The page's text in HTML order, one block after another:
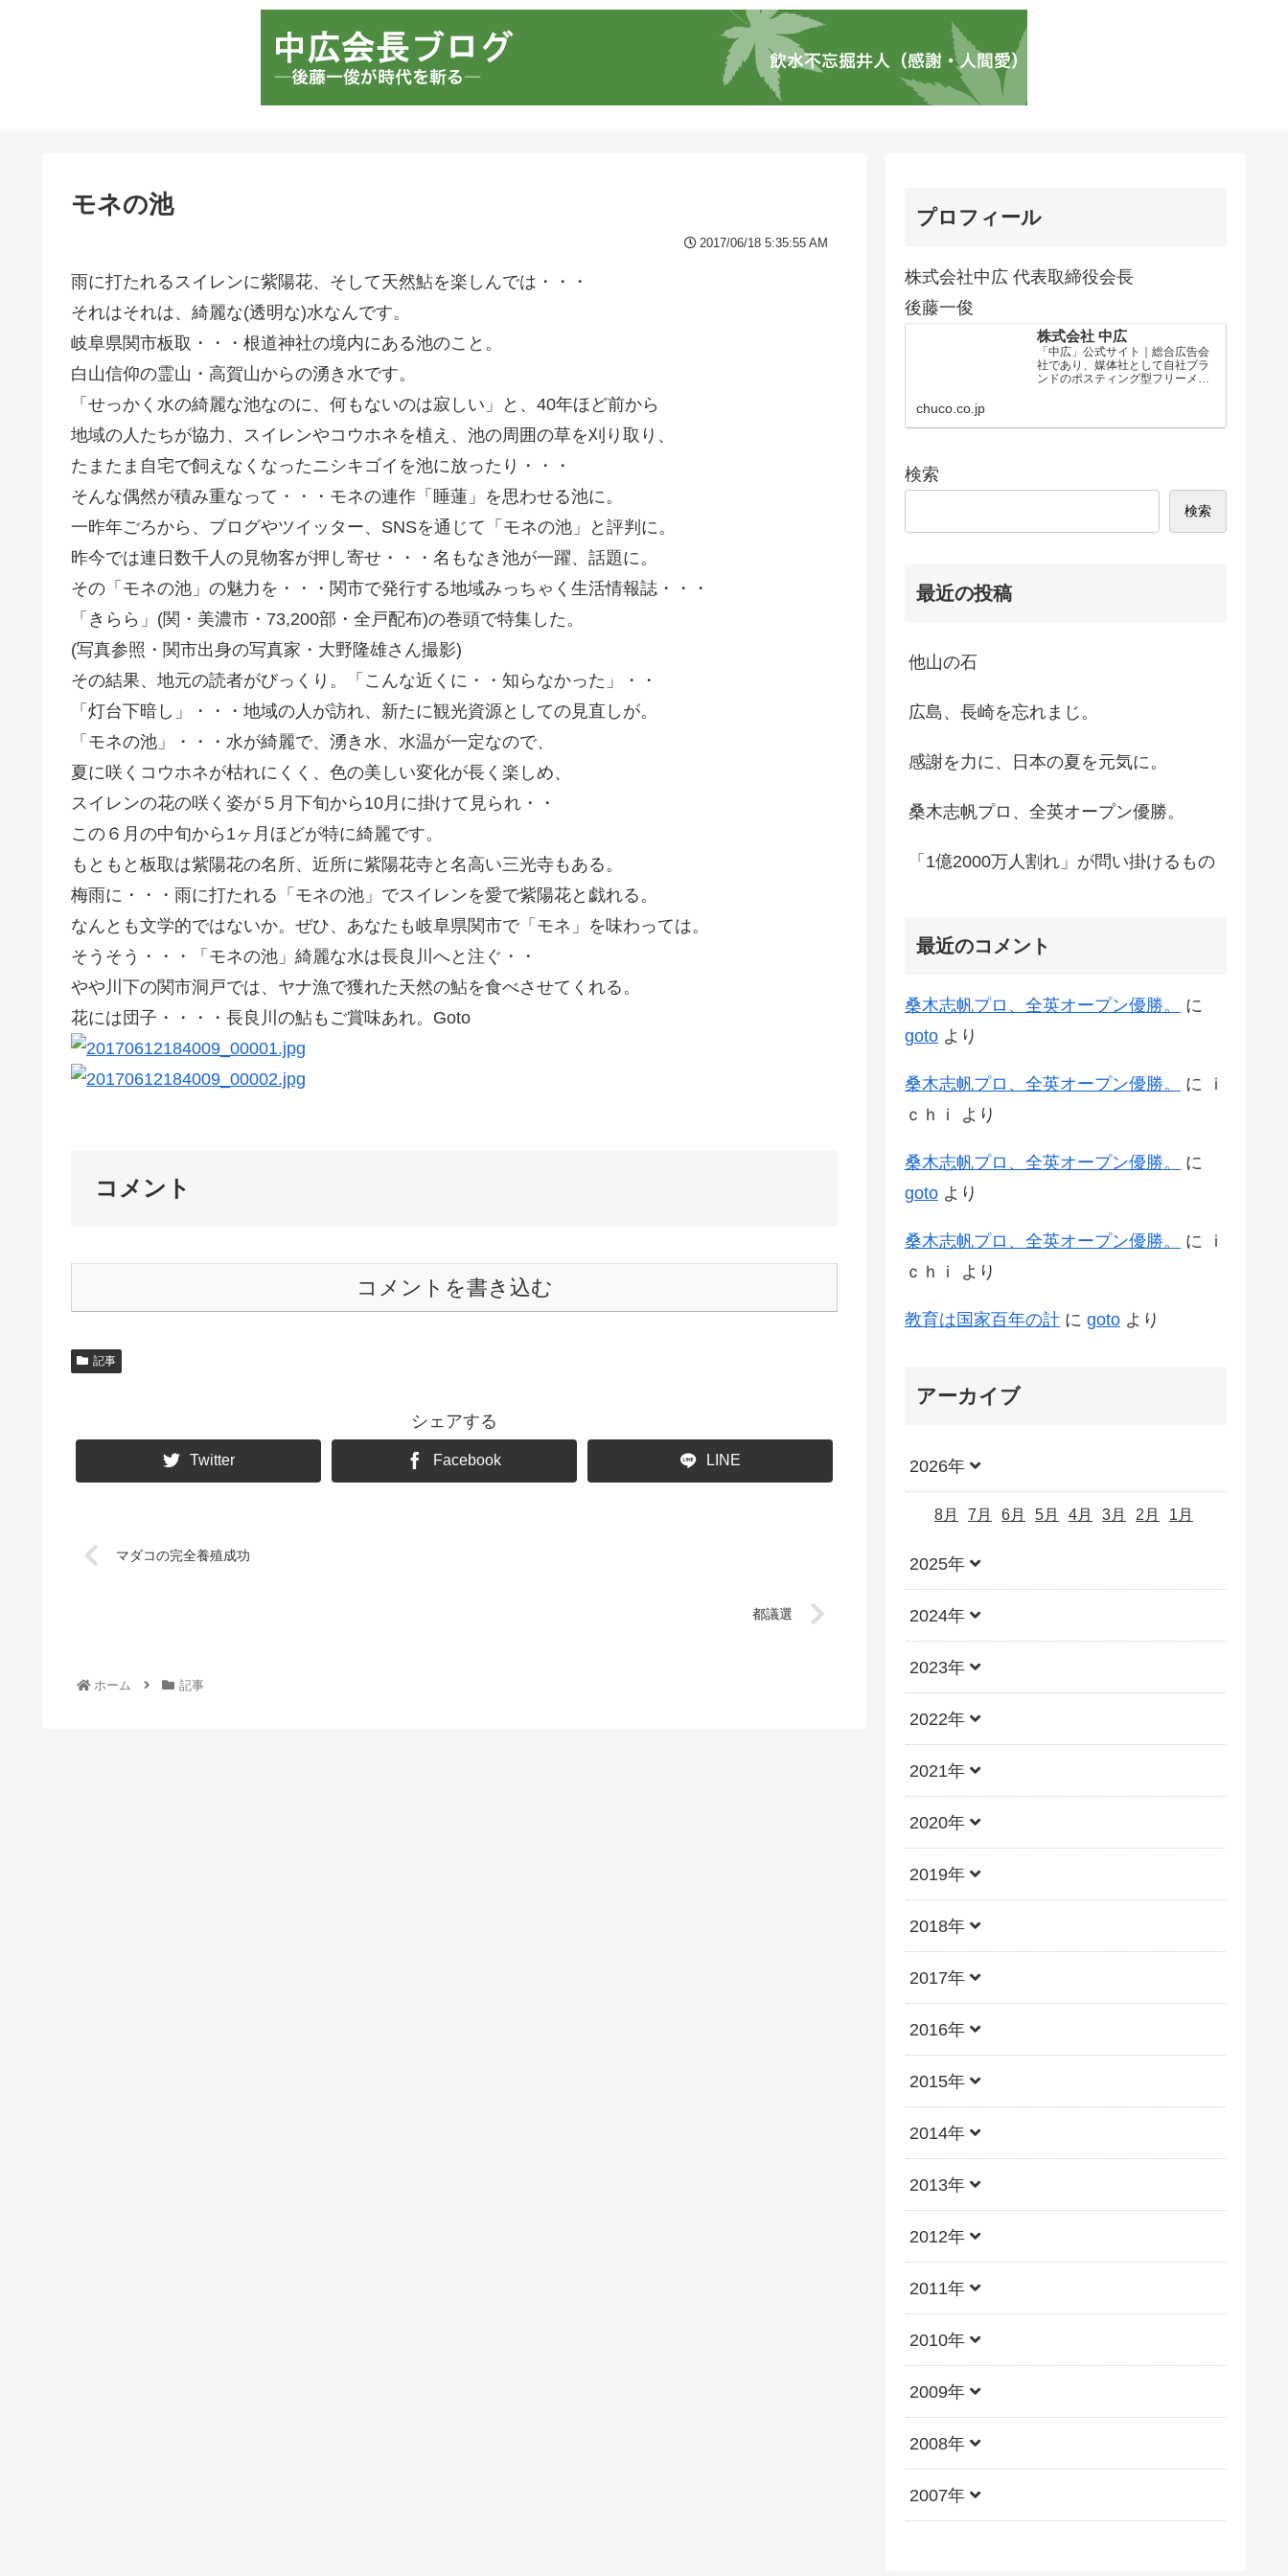
モネの池
2017/06/18 5:35:55 AM
雨に打たれるスイレンに紫陽花、そして天然鮎を楽しんでは・・・
それはそれは、綺麗な(透明な)水なんです。
岐阜県関市板取・・・根道神社の境内にある池のこと。
白山信仰の霊山・高賀山からの湧き水です。
「せっかく水の綺麗な池なのに、何もないのは寂しい」と、40年ほど前から
地域の人たちが協力、スイレンやコウホネを植え、池の周囲の草を刈り取り、
たまたま自宅で飼えなくなったニシキゴイを池に放ったり・・・
そんな偶然が積み重なって・・・モネの連作「睡蓮」を思わせる池に。
一昨年ごろから、ブログやツイッター、SNSを通じて「モネの池」と評判に。
昨今では連日数千人の見物客が押し寄せ・・・名もなき池が一躍、話題に。
その「モネの池」の魅力を・・・関市で発行する地域みっちゃく生活情報誌・・・
「きらら」(関・美濃市・73,200部・全戸配布)の巻頭で特集した。
(写真参照・関市出身の写真家・大野隆雄さん撮影)
その結果、地元の読者がびっくり。「こんな近くに・・知らなかった」・・
「灯台下暗し」・・・地域の人が訪れ、新たに観光資源としての見直しが。
「モネの池」・・・水が綺麗で、湧き水、水温が一定なので、
夏に咲くコウホネが枯れにくく、色の美しい変化が長く楽しめ、
スイレンの花の咲く姿が５月下旬から10月に掛けて見られ・・
この６月の中旬から1ヶ月ほどが特に綺麗です。
もともと板取は紫陽花の名所、近所に紫陽花寺と名高い三光寺もある。
梅雨に・・・雨に打たれる「モネの池」でスイレンを愛で紫陽花と戯れる。
なんとも文学的ではないか。ぜひ、あなたも岐阜県関市で「モネ」を味わっては。
そうそう・・・「モネの池」綺麗な水は長良川へと注ぐ・・
やや川下の関市洞戸では、ヤナ漁で獲れた天然の鮎を食べさせてくれる。
花には団子・・・・長良川の鮎もご賞味あれ。Goto
コメント
コメントを書き込む
記事
シェアする
Twitter Facebook LINE
マダコの完全養殖成功
都議選
ホーム 記事
プロフィール
株式会社中広 代表取締役会長
後藤一俊
株式会社 中広
「中広」公式サイト｜総合広告会
社であり、媒体社として自社ブラ
ンドのポスティング型フリーメデ
chuco.co.jp
検索
検索
最近の投稿
他山の石
広島、長崎を忘れまじ。
感謝を力に、日本の夏を元気に。
桑木志帆プロ、全英オープン優勝。
「1億2000万人割れ」が問い掛けるもの
最近のコメント
桑木志帆プロ、全英オープン優勝。
に
goto より
桑木志帆プロ、全英オープン優勝。 に
ｉ
ｃｈｉ
より
桑木志帆プロ、全英オープン優勝。
に
goto より
桑木志帆プロ、全英オープン優勝。 に
ｉ
ｃｈｉ
より
教育は国家百年の計 に goto より
アーカイブ
2026年
8月 7月 6月 5月 4月 3月 2月 1月
2025年
2024年
2023年
2022年
2021年
2020年
2019年
2018年
2017年
2016年
2015年
2014年
2013年
2012年
2011年
2010年
2009年
2008年
2007年